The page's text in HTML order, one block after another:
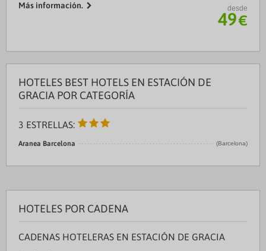
Aeropuerto 2:Girona 97.0 kms
Más información. desde
49€
HOTELES BEST HOTELS EN ESTACIÓN DE
GRACIA POR CATEGORÍA
3 ESTRELLAS:
Aranea Barcelona (Barcelona)
HOTELES POR CADENA
CADENAS HOTELERAS EN ESTACIÓN DE GRACIA